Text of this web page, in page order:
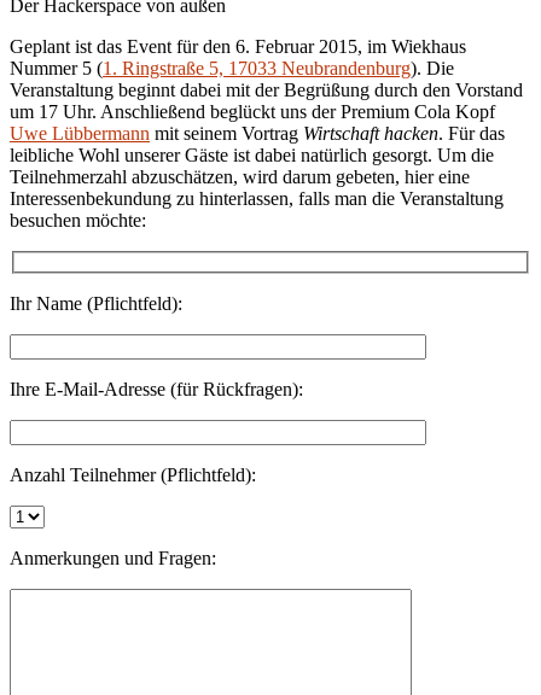
Der Hackerspace von außen
Geplant ist das Event für den 6. Februar 2015, im Wiekhaus
Nummer 5 (1. Ring­straße 5, 17033 Neubrandenburg). Die
Veranstaltung beginnt dabei mit der Begrüßung durch den Vorstand
um 17 Uhr. Anschließend beglückt uns der Premium Cola Kopf
Uwe Lübbermann mit seinem Vortrag Wirtschaft hacken. Für das
leibliche Wohl unserer Gäste ist dabei natürlich gesorgt. Um die
Teilnehmerzahl abzuschätzen, wird darum gebeten, hier eine
Interessenbekundung zu hinterlassen, falls man die Veranstaltung
besuchen möchte:
Ihr Name (Pflichtfeld):
Ihre E-Mail-Adresse (für Rückfragen):
Anzahl Teilnehmer (Pflichtfeld):
Anmerkungen und Fragen: